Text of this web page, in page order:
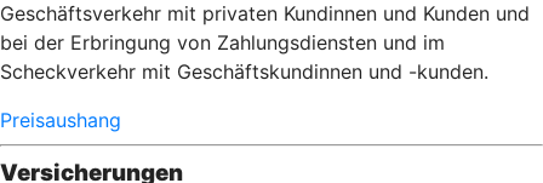
Geschäftsverkehr mit privaten Kundinnen und Kunden und
bei der Erbringung von Zahlungsdiensten und im
Scheckverkehr mit Geschäftskundinnen und -kunden.
Preisaushang
Versicherungen